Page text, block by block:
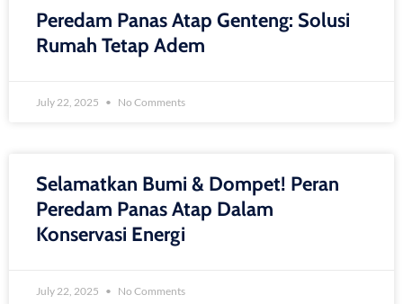
Peredam Panas Atap Genteng: Solusi
Rumah Tetap Adem
July 22, 2025 No Comments
Selamatkan Bumi & Dompet! Peran
Peredam Panas Atap Dalam
Konservasi Energi
July 22, 2025 No Comments